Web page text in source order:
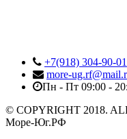
+7(918) 304-90-01
more-
Пн - Пт 09:00 -
© COPYRIGHT 2018.
Море-Юг.РФ